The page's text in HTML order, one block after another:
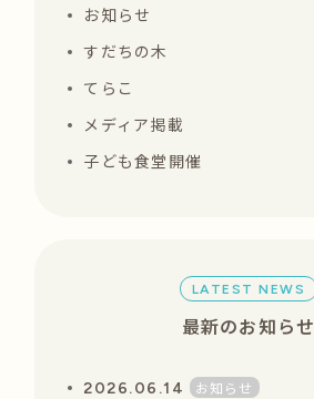
お知らせ
すだちの木
てらこ
メディア掲載
子ども食堂開催
LATEST NEWS
最新のお知らせ
2026.06.14 お知らせ